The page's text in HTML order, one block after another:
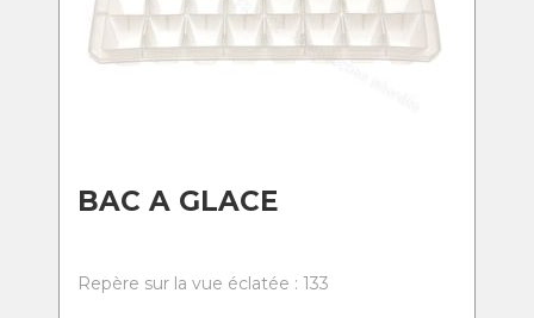
BAC A GLACE
Repère sur la vue éclatée : 133